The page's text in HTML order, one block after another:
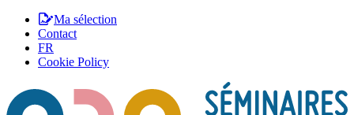
Ma sélection
Contact
FR
Cookie Policy